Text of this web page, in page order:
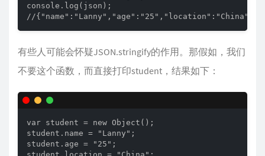
console.log(json);
//{"name":"Lanny","age":"25","location":"China"}
有些人可能会怀疑JSON.stringify的作用。那假如，我们
不要这个函数，而直接打印student，结果如下：
var student = new Object();
student.name = "Lanny";
student.age = "25";